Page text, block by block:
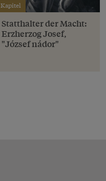
Kapitel
Statthalter der Macht:
Erzherzog Josef,
"József nádor"